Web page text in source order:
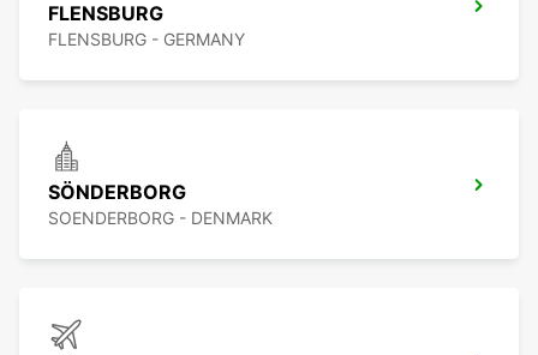
FLENSBURG
FLENSBURG - GERMANY
SÖNDERBORG
SOENDERBORG - DENMARK